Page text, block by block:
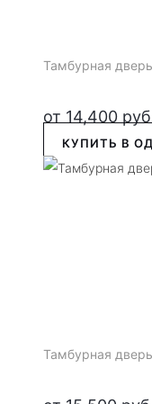
Тамбурная
от 14,400 руб
КУПИТЬ В
Тамбурная